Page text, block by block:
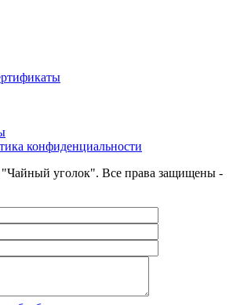
конфиденциальности
уголок". Все права защищены -